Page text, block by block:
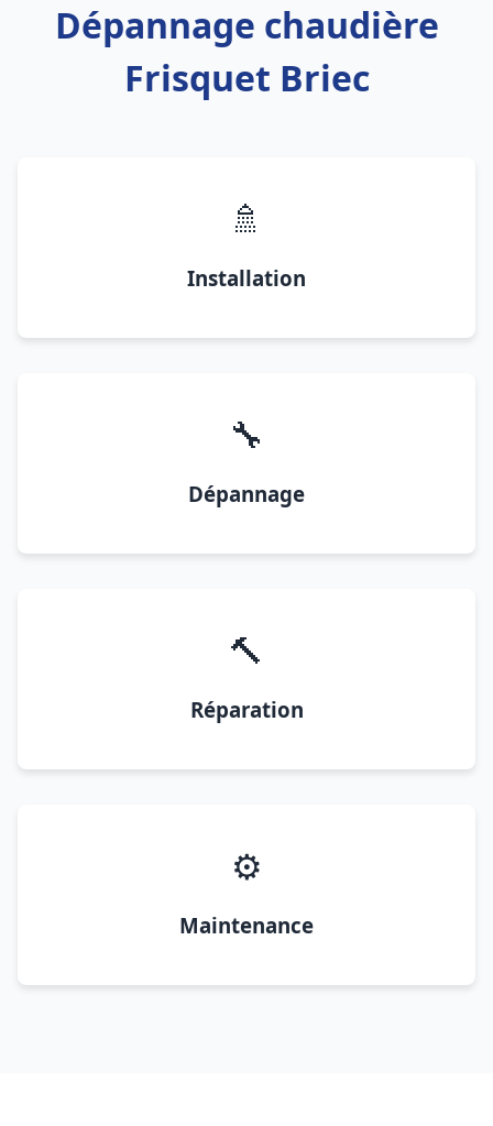
Dépannage chaudière
Frisquet Briec
🚿
Installation
🔧
Dépannage
🔨
Réparation
⚙️
Maintenance